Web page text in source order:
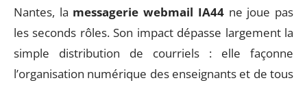
Nantes, la messagerie webmail IA44ne joue pas
les seconds rôles. Son impact dépasse largement la
simple distribution de courriels : elle façonne
l’organisation numérique des enseignants et de tous